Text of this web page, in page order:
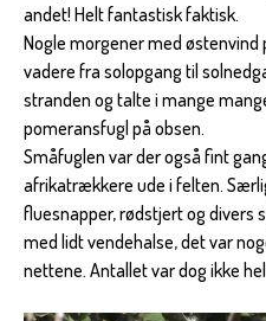
andet! Helt fantastisk faktisk.
Nogle morgener med
vadere fra solopgang til
stranden og talte i mange
pomeransfugl på obsen.
Småfuglen var der også fint
afrikatrækkere ude i felten.
fluesnapper, rødstjert og divers
med lidt vendehalse, det var
nettene. Antallet var dog ikke